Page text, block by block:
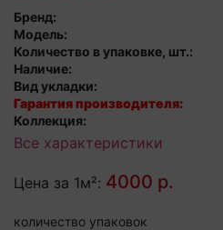
Бренд:
Модель:
Количество в упаковке, шт.:
Наличие:
Вид укладки:
Гарантия производителя:
Коллекция:
Все характеристики
Цена за 1м²: 4000 р.
количество упаковок